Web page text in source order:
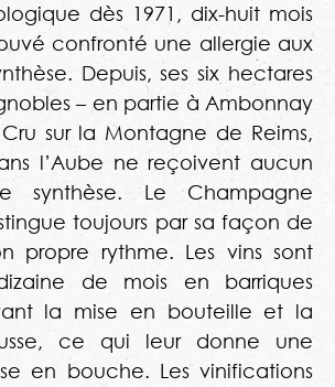
dès 1971, dix-huit mois
confronté une allergie aux
Depuis, ses six hectares
– en partie à Ambonnay
sur la Montagne de Reims,
l’Aube ne reçoivent aucun
synthèse. Le Champagne
toujours par sa façon de
propre rythme. Les vins sont
de mois en barriques
la mise en bouteille et la
ce qui leur donne une
en bouche. Les vinifications